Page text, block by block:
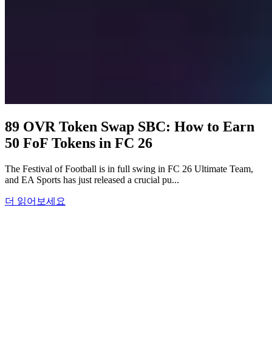
89 OVR Token Swap SBC: How to Earn
50 FoF Tokens in FC 26
The Festival of Football is in full swing in FC 26 Ultimate Team,
and EA Sports has just released a crucial pu...
더 읽어보세요